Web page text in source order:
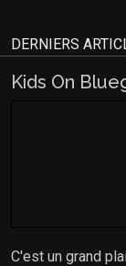
DERNIERS
Kids On
C'est un grand